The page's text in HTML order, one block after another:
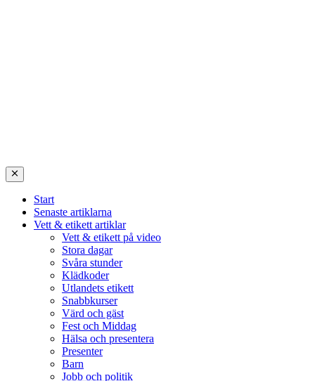
Start
Senaste artiklarna
Vett & etikett artiklar
Vett & etikett på video
Stora dagar
Svåra stunder
Klädkoder
Utlandets etikett
Snabbkurser
Värd och gäst
Fest och Middag
Hälsa och presentera
Presenter
Barn
Jobb och politik